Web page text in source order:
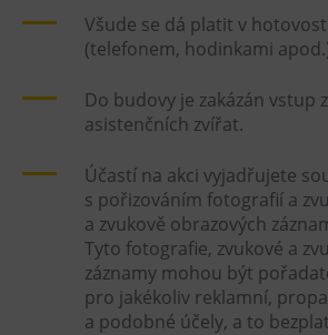
Všude se dá platit v
(telefonem, hodinkami
Do budovy je zakázán vstup
asistenčních zvířat.
Účastí na akci vyjadřujete
s pořizováním fotografií a
a zvukově obrazových
Tyto fotografie, zvukové a
záznamy mohou být
pro jakékoliv reklamní,
a podobné účely, a to